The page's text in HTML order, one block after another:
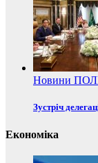
Новини
Зустріч
Економіка